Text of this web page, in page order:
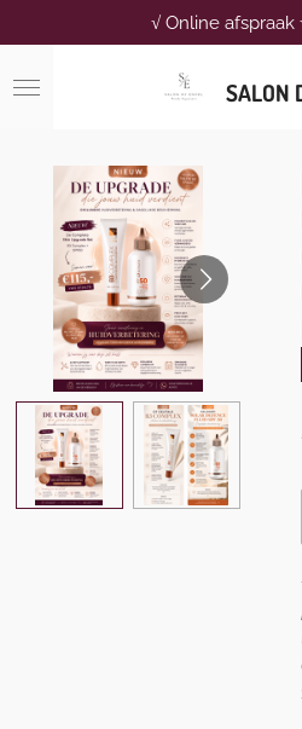
direct
naar
SALON
√ Online afspraak